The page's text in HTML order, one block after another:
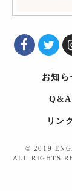
お知ら
Q&A
リンク
© 2019
ALL RIGHTS